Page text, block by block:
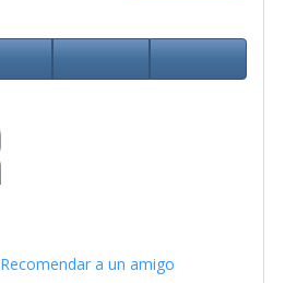
Recomendar a un amigo